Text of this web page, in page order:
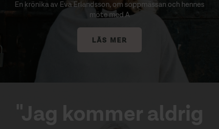
En krönika av Eva Erlandsson, om soppmässan och hennes
möte med A
LÄS MER
"Jag kommer aldrig